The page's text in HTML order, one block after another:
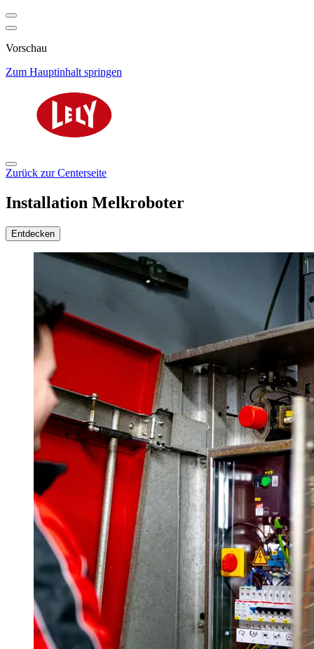
Vorschau
Zum Hauptinhalt springen
Zurück zur Centerseite
Installation Melkroboter
Entdecken